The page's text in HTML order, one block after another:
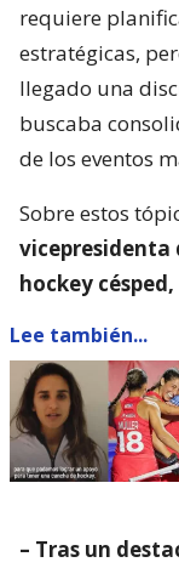
requiere
estratégicas,
llegado una
buscaba
de los eventos
Sobre estos
vicepresidenta
hockey
Lee también...
– Tras un